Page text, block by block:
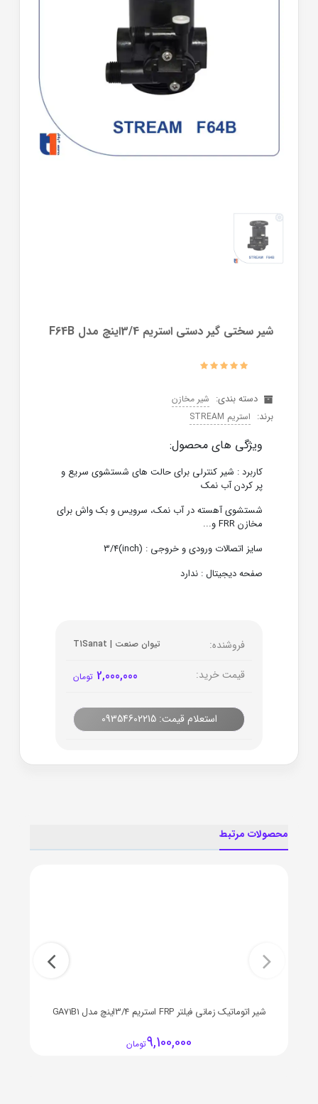
شیر سختی گیر دستی استریم 3/4اینچ مدل F64B
دسته بندی: شیر مخازن
برند: استریم STREAM
ویژگی های محصول:
کاربرد : شیر کنترلی برای حالت های شستشوی سریع و
پر کردن آب نمک
شستشوی آهسته در آب نمک، سرویس و بک واش برای
مخازن FRR و...
سایز اتصالات ورودی و خروجی : (inch)3/4
صفحه دیجیتال : ندارد
فروشنده: تیوان صنعت | T1Sanat
قیمت خرید: 2,000,000 تومان
استعلام قیمت: 09354602215
محصولات مرتبط
شیر اتوماتیک زمانی فیلتر FRP استریم 3/4اینچ مدل GA71B1
9,100,000تومان